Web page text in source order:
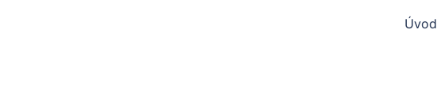
Úvod